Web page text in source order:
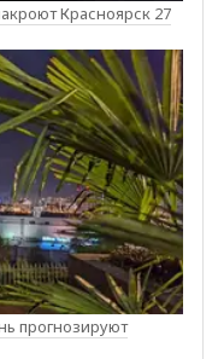
Красноярск 27
прогнозируют